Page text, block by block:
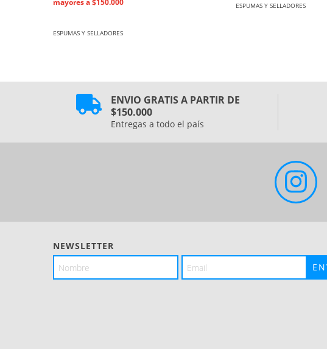
ESPUMAS Y SELLADORES
ESPUMAS Y SELLADORES
ENVIO GRATIS A PARTIR DE
$150.000
Entregas a todo el país
NEWSLETTER